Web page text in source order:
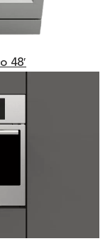
48′